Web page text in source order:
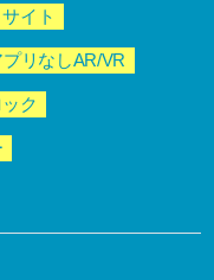
イト
プリなしAR/VR
ク